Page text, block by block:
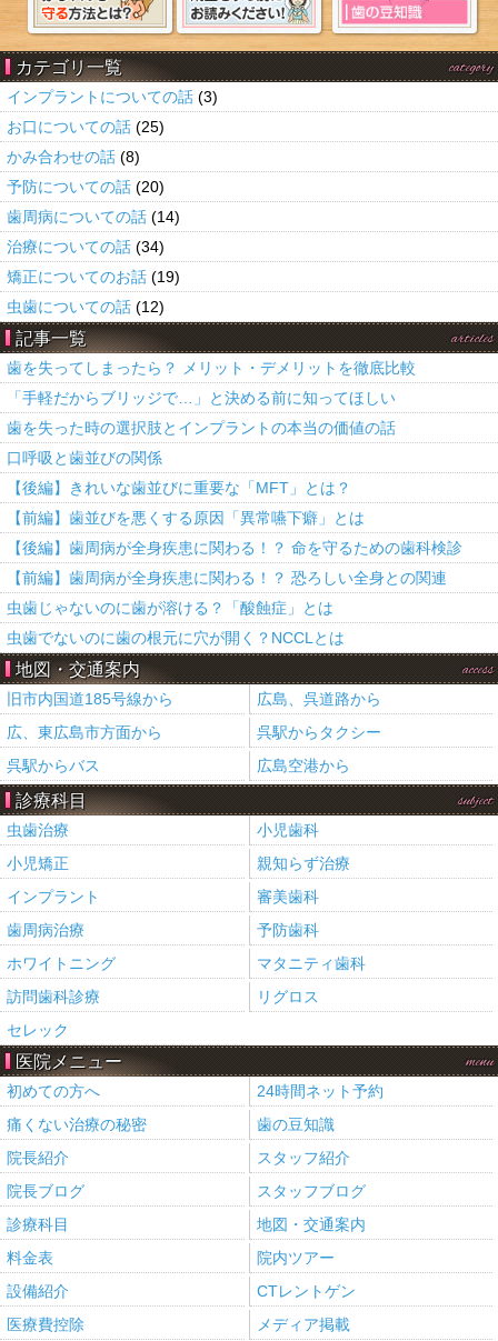
カテゴリ一覧 category
インプラントについての話 (3)
お口についての話 (25)
かみ合わせの話 (8)
予防についての話 (20)
歯周病についての話 (14)
治療についての話 (34)
矯正についてのお話 (19)
虫歯についての話 (12)
記事一覧 articles
歯を失ってしまったら？ メリット・デメリットを徹底比較
「手軽だからブリッジで…」と決める前に知ってほしい
歯を失った時の選択肢とインプラントの本当の価値の話
口呼吸と歯並びの関係
【後編】きれいな歯並びに重要な「MFT」とは？
【前編】歯並びを悪くする原因「異常嚥下癖」とは
【後編】歯周病が全身疾患に関わる！？ 命を守るための歯科検診
【前編】歯周病が全身疾患に関わる！？ 恐ろしい全身との関連
虫歯じゃないのに歯が溶ける？「酸蝕症」とは
虫歯でないのに歯の根元に穴が開く？NCCLとは
地図・交通案内 access
旧市内国道185号線から
広島、呉道路から
広、東広島市方面から
呉駅からタクシー
呉駅からバス
広島空港から
診療科目 subject
虫歯治療
小児歯科
小児矯正
親知らず治療
インプラント
審美歯科
歯周病治療
予防歯科
ホワイトニング
マタニティ歯科
訪問歯科診療
リグロス
セレック
医院メニュー menu
初めての方へ
24時間ネット予約
痛くない治療の秘密
歯の豆知識
院長紹介
スタッフ紹介
院長ブログ
スタッフブログ
診療科目
地図・交通案内
料金表
院内ツアー
設備紹介
CTレントゲン
医療費控除
メディア掲載